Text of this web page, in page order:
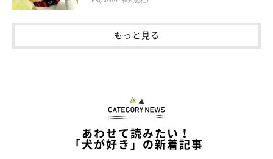
先代犬との別れのあと、出会ったつむぎくん
もっと見る
あわせて読みたい！
「犬が好き」の新着記事